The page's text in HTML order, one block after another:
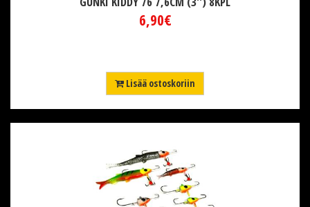
6,90€
Lisää ostoskoriin